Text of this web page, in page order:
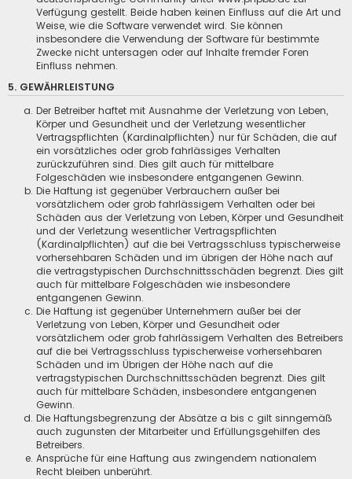
Verfügung gestellt. Beide haben keinen Einfluss auf die Art und
Weise, wie die Software verwendet wird. Sie können
insbesondere die Verwendung der Software für bestimmte
Zwecke nicht untersagen oder auf Inhalte fremder Foren
Einfluss nehmen.
5. GEWÄHRLEISTUNG
Der Betreiber haftet mit Ausnahme der Verletzung von Leben,
Körper und Gesundheit und der Verletzung wesentlicher
Vertragspflichten (Kardinalpflichten) nur für Schäden, die auf
ein vorsätzliches oder grob fahrlässiges Verhalten
zurückzuführen sind. Dies gilt auch für mittelbare
Folgeschäden wie insbesondere entgangenen Gewinn.
Die Haftung ist gegenüber Verbrauchern außer bei
vorsätzlichem oder grob fahrlässigem Verhalten oder bei
Schäden aus der Verletzung von Leben, Körper und Gesundheit
und der Verletzung wesentlicher Vertragspflichten
(Kardinalpflichten) auf die bei Vertragsschluss typischerweise
vorhersehbaren Schäden und im übrigen der Höhe nach auf
die vertragstypischen Durchschnittsschäden begrenzt. Dies gilt
auch für mittelbare Folgeschäden wie insbesondere
entgangenen Gewinn.
Die Haftung ist gegenüber Unternehmern außer bei der
Verletzung von Leben, Körper und Gesundheit oder
vorsätzlichem oder grob fahrlässigem Verhalten des Betreibers
auf die bei Vertragsschluss typischerweise vorhersehbaren
Schäden und im Übrigen der Höhe nach auf die
vertragstypischen Durchschnittsschäden begrenzt. Dies gilt
auch für mittelbare Schäden, insbesondere entgangenen
Gewinn.
Die Haftungsbegrenzung der Absätze a bis c gilt sinngemäß
auch zugunsten der Mitarbeiter und Erfüllungsgehilfen des
Betreibers.
Ansprüche für eine Haftung aus zwingendem nationalem
Recht bleiben unberührt.